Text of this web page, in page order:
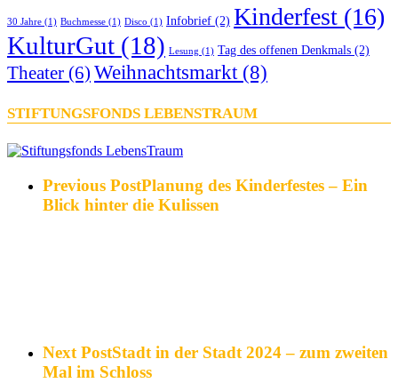
30 Jahre (1) Buchmesse (1) Disco (1) Infobrief (2) Kinderfest (16)
KulturGut (18) Lesung (1) Tag des offenen Denkmals (2)
Theater (6) Weihnachtsmarkt (8)
STIFTUNGSFONDS LEBENSTRAUM
Previous PostPlanung des Kinderfestes – Ein
Blick hinter die Kulissen
Next PostStadt in der Stadt 2024 – zum zweiten
Mal im Schloss